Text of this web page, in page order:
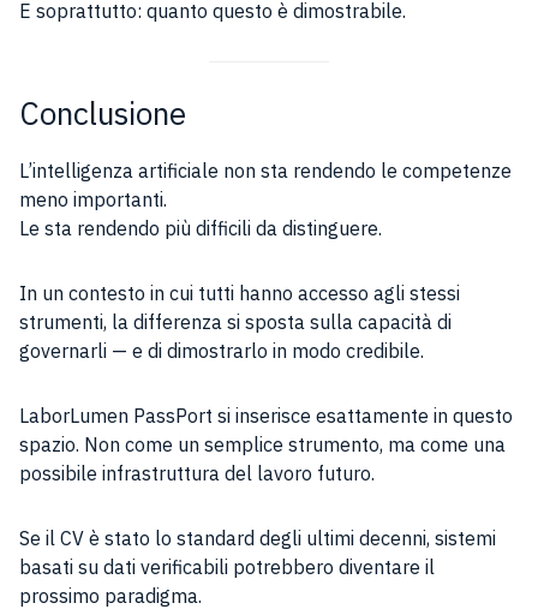
E soprattutto: quanto questo è dimostrabile.
Conclusione
L’intelligenza artificiale non sta rendendo le competenze
meno importanti.
Le sta rendendo più difficili da distinguere.
In un contesto in cui tutti hanno accesso agli stessi
strumenti, la differenza si sposta sulla capacità di
governarli — e di dimostrarlo in modo credibile.
LaborLumen PassPort si inserisce esattamente in questo
spazio. Non come un semplice strumento, ma come una
possibile infrastruttura del lavoro futuro.
Se il CV è stato lo standard degli ultimi decenni, sistemi
basati su dati verificabili potrebbero diventare il
prossimo paradigma.